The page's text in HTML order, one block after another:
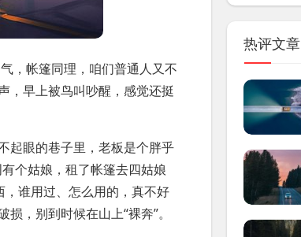
，帐篷同理，咱们普通人又不
，早上被鸟叫吵醒，感觉还挺
起眼的巷子里，老板是个胖乎
个姑娘，租了帐篷去四姑娘
谁用过、怎么用的，真不好
，别到时候在山上“裸奔”。
热评文章